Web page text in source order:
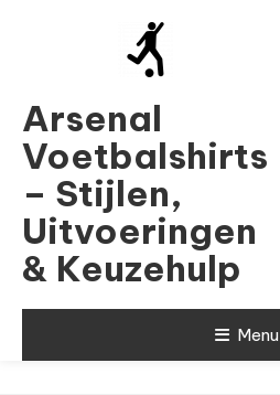
Arsenal
Voetbalshirts
– Stijlen,
Uitvoeringen
& Keuzehulp
Menu